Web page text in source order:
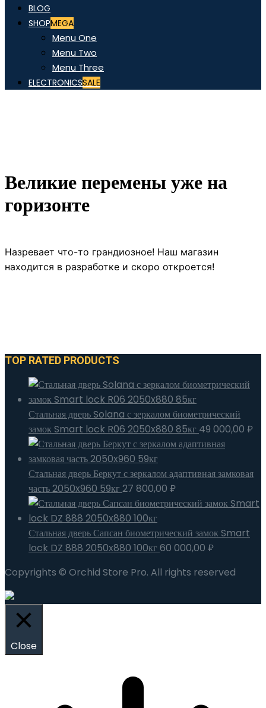
BLOG
SHOPMEGA
Menu One
Menu Two
Menu Three
ELECTRONICSSALE
Великие перемены уже на
горизонте
Назревает что-то грандиозное! Наш магазин
находится в разработке и скоро откроется!
TOP RATED PRODUCTS
Стальная дверь Solana с зеркалом биометрический
замок Smart lock R06 2050x880 85кг 49 000,00 ₽
Стальная дверь Беркут с зеркалом адаптивная замковая
часть 2050x960 59кг 27 800,00 ₽
Стальная дверь Сапсан биометрический замок Smart
lock DZ 888 2050x880 100кг 60 000,00 ₽
Copyrights © Orchid Store Pro. All rights reserved
Close